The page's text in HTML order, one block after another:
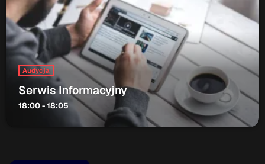
Audycja
Serwis Informacyjny
18:00 - 18:05